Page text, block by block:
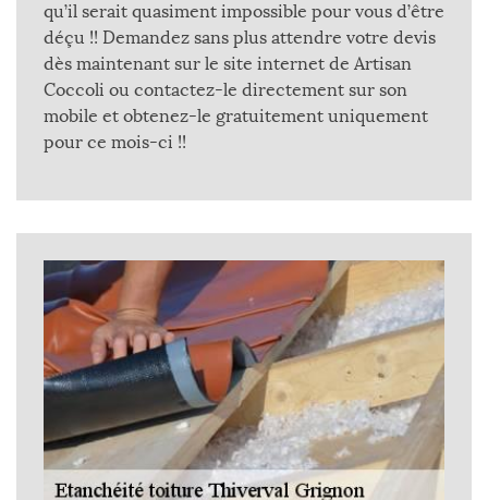
qu’il serait quasiment impossible pour vous d’être
déçu !! Demandez sans plus attendre votre devis
dès maintenant sur le site internet de Artisan
Coccoli ou contactez-le directement sur son
mobile et obtenez-le gratuitement uniquement
pour ce mois-ci !!